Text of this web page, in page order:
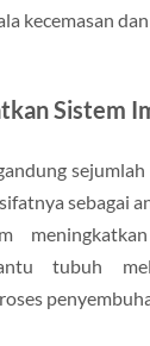
kecemasan dan
Sistem
sebagai
tubuh